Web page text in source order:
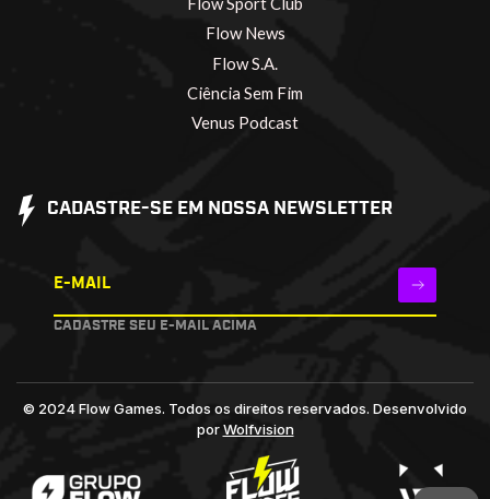
Flow News
Flow S.A.
Ciência Sem Fim
Venus Podcast
CADASTRE-SE EM NOSSA NEWSLETTER
E-MAIL
CADASTRE SEU E-MAIL ACIMA
© 2024 Flow Games. Todos os direitos reservados. Desenvolvido
porWolfvision